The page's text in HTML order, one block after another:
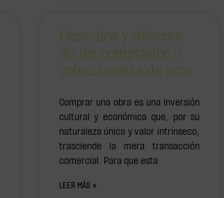
Derechos y deberes
de un comprador o
coleccionista de arte
Comprar una obra es una inversión
cultural y económica que, por su
naturaleza única y valor intrínseco,
trasciende la mera transacción
comercial. Para que esta
LEER MÁS »